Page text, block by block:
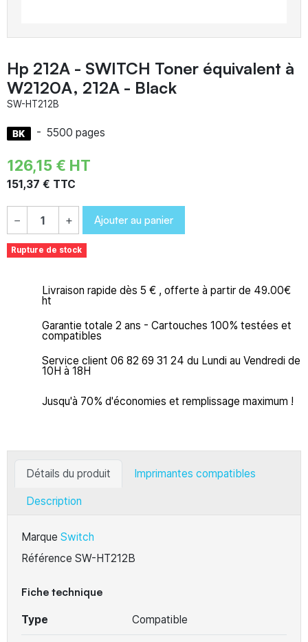
Hp 212A - SWITCH Toner équivalent à
W2120A, 212A - Black
SW-HT212B
- 5500 pages
126,15 € HT
151,37 € TTC
− + Ajouter au panier
Rupture de stock
Livraison rapide dès 5 € , offerte à partir de 49.00€
ht
Garantie totale 2 ans - Cartouches 100% testées et
compatibles
Service client 06 82 69 31 24 du Lundi au Vendredi de
10H à 18H
Jusqu'à 70% d'économies et remplissage maximum !
Détails du produit Imprimantes compatibles
Description
Marque Switch
Référence SW-HT212B
Fiche technique
Type Compatible